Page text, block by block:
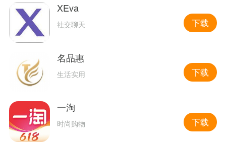
XEva
社交聊天 下载
名品惠
生活实用 下载
一淘
时尚购物 下载